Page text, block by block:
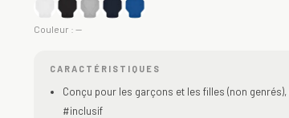
Couleur : —
CARACTÉRISTIQUES
Conçu pour les garçons et les filles (non
#inclusif